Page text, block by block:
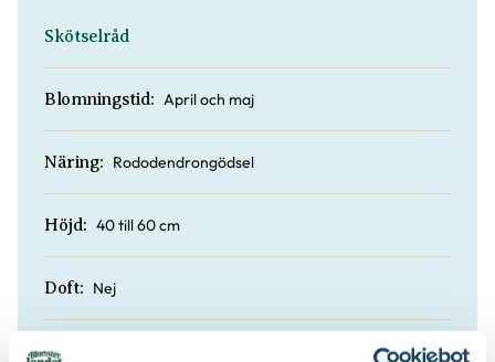
Skötselråd
Blomningstid: April och maj
Näring: Rododendrongödsel
Höjd: 40 till 60 cm
Doft: Nej
Vintergrön: